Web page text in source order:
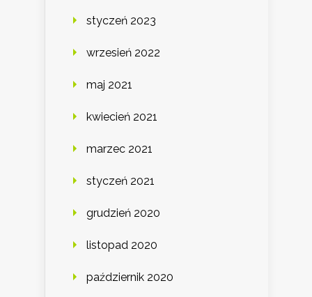
styczeń 2023
wrzesień 2022
maj 2021
kwiecień 2021
marzec 2021
styczeń 2021
grudzień 2020
listopad 2020
październik 2020